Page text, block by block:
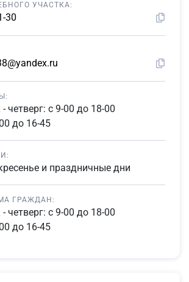
УЧАСТКА:
30
четверг: с 9-00 до 18-00
до 16-45
и праздничные дни
ГРАЖДАН:
четверг: с 9-00 до 18-00
до 16-45